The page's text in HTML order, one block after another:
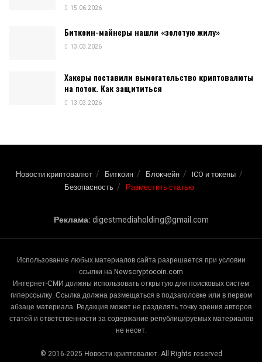
15.06.2026
Биткоин-майнеры нашли «золотую жилу»
13.03.2026
Хакеры поставили вымогательство криптовалюты
на поток. Как защититься
13.03.2026
Новости криптовалют Биткоин Блокчейн
ICO и токены
Безопасность
Разместить статью
Реклама:digestmediaholding@gmail.com
Использование любых материалов сайта разрешается при условии
ссылки на Newscryptocoin.com
Интернет-СМИ должны использовать открытую для поисковых систем
гиперссылку. Ссылка должна размещаться в подзаголовке или в первом
абзаце материала. Редакция может не разделять точку зрения авторов
статей и ответственности за содержание републицируемых материалов
не несет.
© 2016-2025 Новости криптовалют. All Rights reserved